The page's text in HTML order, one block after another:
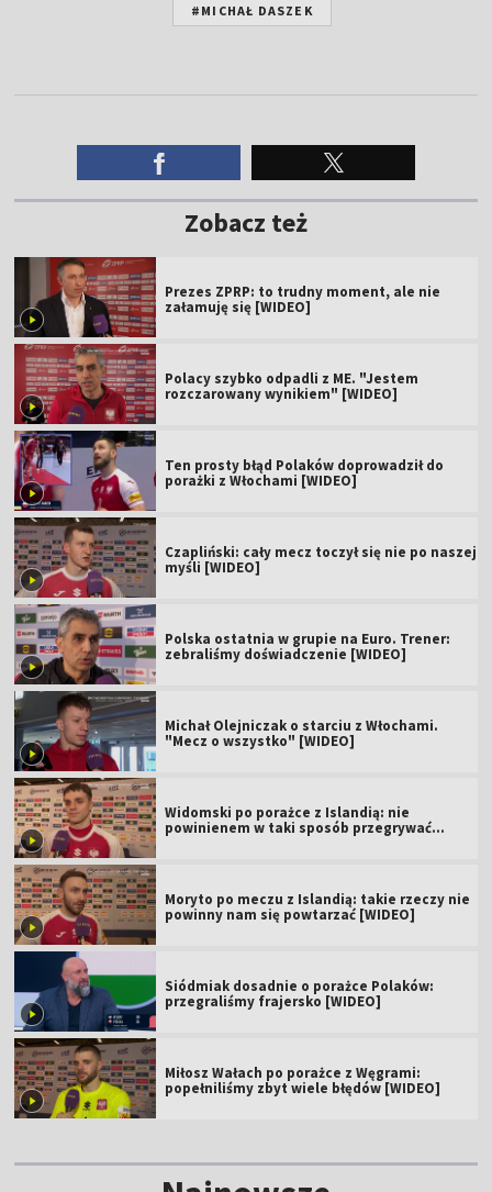
#MICHAŁ DASZEK
Zobacz też
Prezes ZPRP: to trudny moment, ale nie
załamuję się [WIDEO]
Polacy szybko odpadli z ME. "Jestem
rozczarowany wynikiem" [WIDEO]
Ten prosty błąd Polaków doprowadził do
porażki z Włochami [WIDEO]
Czapliński: cały mecz toczył się nie po naszej
myśli [WIDEO]
Polska ostatnia w grupie na Euro. Trener:
zebraliśmy doświadczenie [WIDEO]
Michał Olejniczak o starciu z Włochami.
"Mecz o wszystko" [WIDEO]
Widomski po porażce z Islandią: nie
powinienem w taki sposób przegrywać
Moryto po meczu z Islandią: takie rzeczy nie
powinny nam się powtarzać [WIDEO]
Siódmiak dosadnie o porażce Polaków:
przegraliśmy frajersko [WIDEO]
Miłosz Wałach po porażce z Węgrami:
popełniliśmy zbyt wiele błędów [WIDEO]